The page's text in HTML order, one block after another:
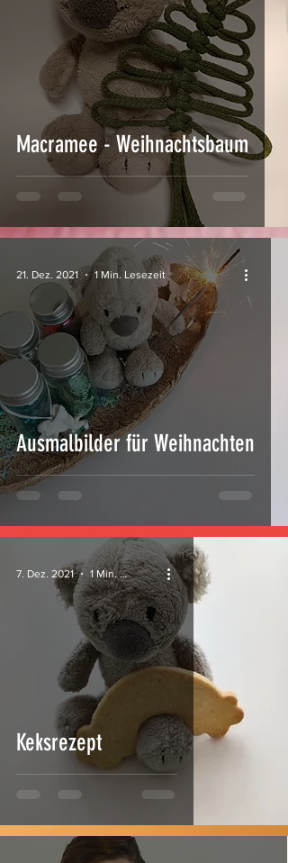
Macramee - Weihnachtsbaum
Ausmalbilder für Weihnachten
21. Dez. 2021 1 Min. Lesezeit
Keksrezept
7. Dez. 2021 1 Min. Lesezeit